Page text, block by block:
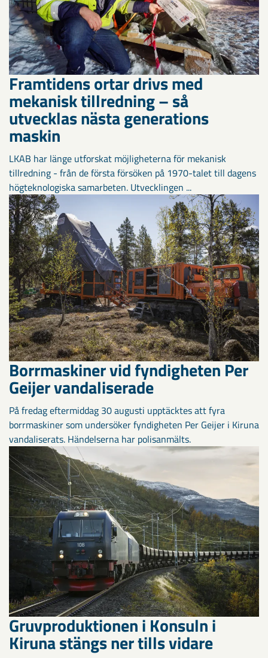
Framtidens ortar drivs med
mekanisk tillredning – så
utvecklas nästa generations
maskin
LKAB har länge utforskat möjligheterna för mekanisk
tillredning - från de första försöken på 1970-talet till dagens
högteknologiska samarbeten. Utvecklingen ...
Borrmaskiner vid fyndigheten Per
Geijer vandaliserade
På fredag eftermiddag 30 augusti upptäcktes att fyra
borrmaskiner som undersöker fyndigheten Per Geijer i Kiruna
vandaliserats. Händelserna har polisanmälts.
Gruvproduktionen i Konsuln i
Kiruna stängs ner tills vidare